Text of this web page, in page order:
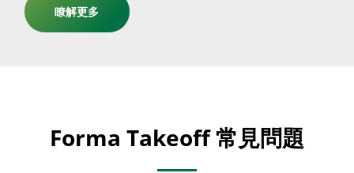
瞭解更多
Forma Takeoff 常見問題